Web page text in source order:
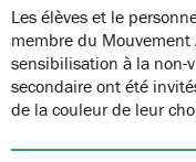
Les élèves et le
membre du Mouvement
sensibilisation à la non-
secondaire ont été
de la couleur de leur